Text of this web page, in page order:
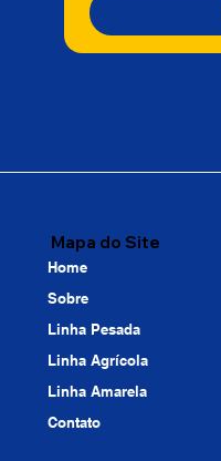
Mapa do Site
Home
Sobre
Linha Pesada
Linha Agrícola
Linha Amarela
Contato